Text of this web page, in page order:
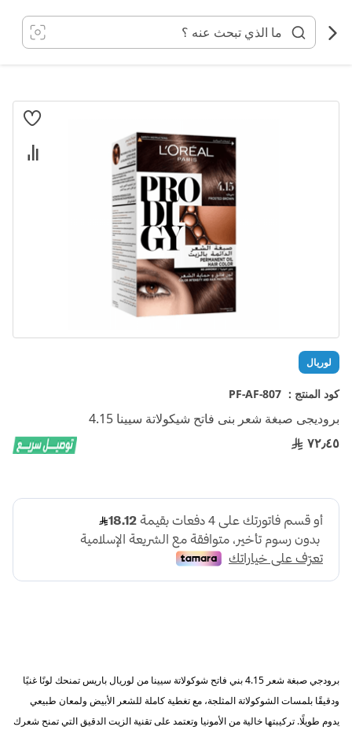
المحتوى
لوريال
كود المنتج : PF-AF-807
بروديجى صبغة شعر بنى فاتح شيكولاتة سيينا 4.15
٧٢٫٤٥
برودجي صبغة شعر 4.15 بني فاتح شوكولاتة سيينا من لوريال باريس تمنحك لونًا غنيًا
ودقيقًا بلمسات الشوكولاتة المثلجة، مع تغطية كاملة للشعر الأبيض ولمعان طبيعي
يدوم طويلًا. تركيبتها خالية من الأمونيا وتعتمد على تقنية الزيت الدقيق التي تمنح شعرك
انتقل
تخطي
إلى
بداية
معرض
الصور